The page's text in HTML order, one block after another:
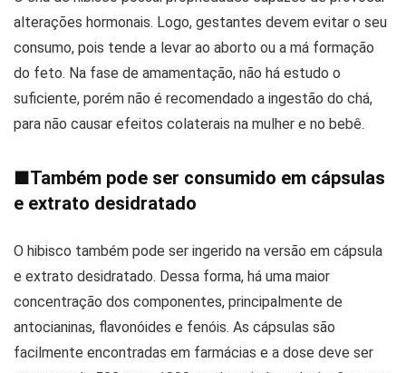
alterações hormonais. Logo, gestantes devem evitar o seu
consumo, pois tende a levar ao aborto ou a má formação
do feto. Na fase de amamentação, não há estudo o
suficiente, porém não é recomendado a ingestão do chá,
para não causar efeitos colaterais na mulher e no bebê.
■Também pode ser consumido em cápsulas
e extrato desidratado
O hibisco também pode ser ingerido na versão em cápsula
e extrato desidratado. Dessa forma, há uma maior
concentração dos componentes, principalmente de
antocianinas, flavonóides e fenóis. As cápsulas são
facilmente encontradas em farmácias e a dose deve ser